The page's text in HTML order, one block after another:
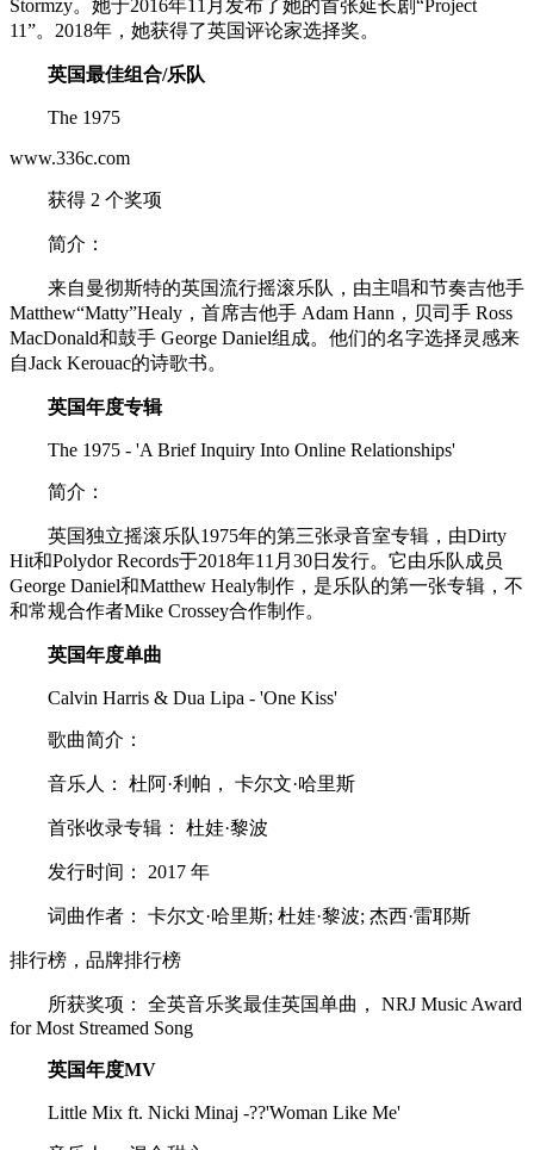
Stormzy。她于2016年11月发布了她的首张延长剧“Project
11”。2018年，她获得了英国评论家选择奖。
英国最佳组合/乐队
The 1975
www.336c.com
获得 2 个奖项
简介：
来自曼彻斯特的英国流行摇滚乐队，由主唱和节奏吉他手
Matthew“Matty”Healy，首席吉他手 Adam Hann，贝司手 Ross
MacDonald和鼓手 George Daniel组成。他们的名字选择灵感来
自Jack Kerouac的诗歌书。
英国年度专辑
The 1975 - 'A Brief Inquiry Into Online Relationships'
简介：
英国独立摇滚乐队1975年的第三张录音室专辑，由Dirty
Hit和Polydor Records于2018年11月30日发行。它由乐队成员
George Daniel和Matthew Healy制作，是乐队的第一张专辑，不
和常规合作者Mike Crossey合作制作。
英国年度单曲
Calvin Harris & Dua Lipa - 'One Kiss'
歌曲简介：
音乐人： 杜阿·利帕， 卡尔文·哈里斯
首张收录专辑： 杜娃·黎波
发行时间： 2017 年
词曲作者： 卡尔文·哈里斯; 杜娃·黎波; 杰西·雷耶斯
排行榜，品牌排行榜
所获奖项： 全英音乐奖最佳英国单曲， NRJ Music Award
for Most Streamed Song
英国年度MV
Little Mix ft. Nicki Minaj -??'Woman Like Me'